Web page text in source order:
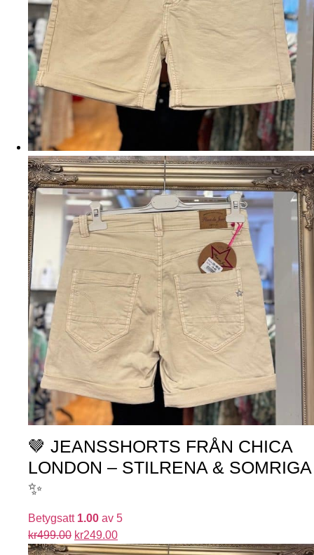
🤎 JEANSSHORTS FRÅN CHICA
LONDON – STILRENA & SOMRIGA
✨
Betygsatt 1.00 av 5
kr499.00 kr249.00